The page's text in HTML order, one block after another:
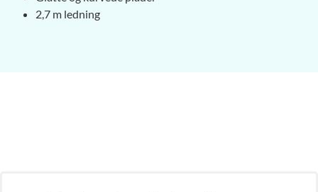
2,7 m ledning